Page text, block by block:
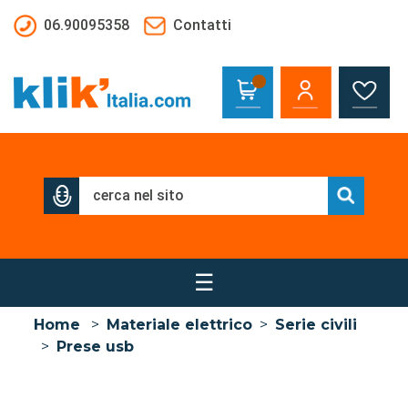
06.90095358
Contatti
☰
Home > Materiale elettrico > Serie civili
> Prese usb